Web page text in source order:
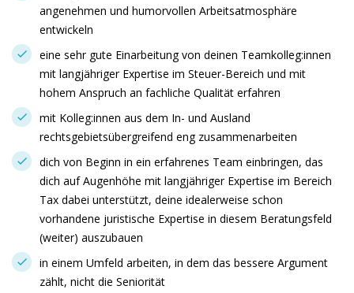
angenehmen und humorvollen Arbeitsatmosphäre
entwickeln
eine sehr gute Einarbeitung von deinen Teamkolleg:innen
mit langjähriger Expertise im Steuer-Bereich und mit
hohem Anspruch an fachliche Qualität erfahren
mit Kolleg:innen aus dem In- und Ausland
rechtsgebietsübergreifend eng zusammenarbeiten
dich von Beginn in ein erfahrenes Team einbringen, das
dich auf Augenhöhe mit langjähriger Expertise im Bereich
Tax dabei unterstützt, deine idealerweise schon
vorhandene juristische Expertise in diesem Beratungsfeld
(weiter) auszubauen
in einem Umfeld arbeiten, in dem das bessere Argument
zählt, nicht die Seniorität